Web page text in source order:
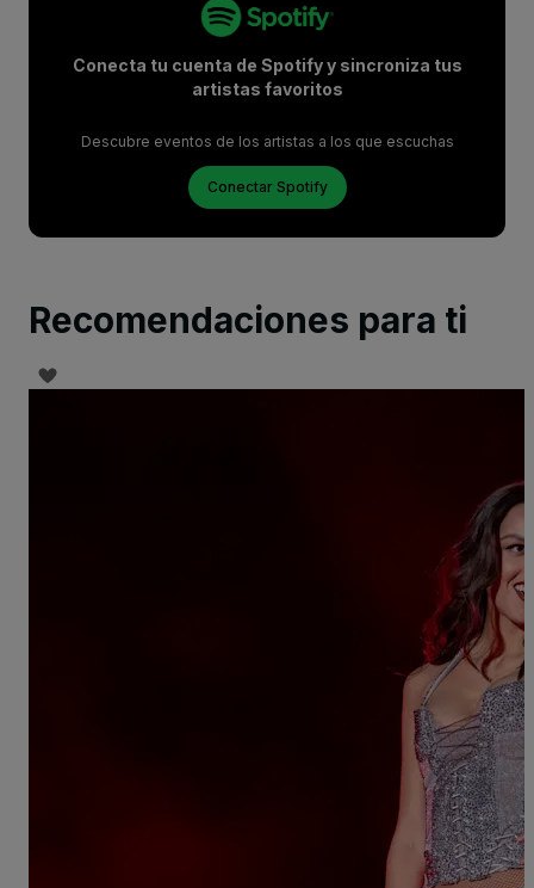
Conecta tu cuenta de Spotify y sincroniza tus
artistas favoritos
Descubre eventos de los artistas a los que escuchas
Conectar Spotify
Recomendaciones para ti